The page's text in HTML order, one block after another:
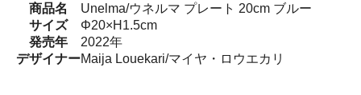
商品名
Unelma/ウネルマ プレート 20cm ブルー
サイズ
Φ20×H1.5cm
発売年
2022年
デザイナーMaija Louekari/マイヤ・ロウエカリ